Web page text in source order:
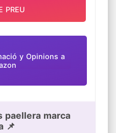
y Opinions a
paellera marca
📌
PREU